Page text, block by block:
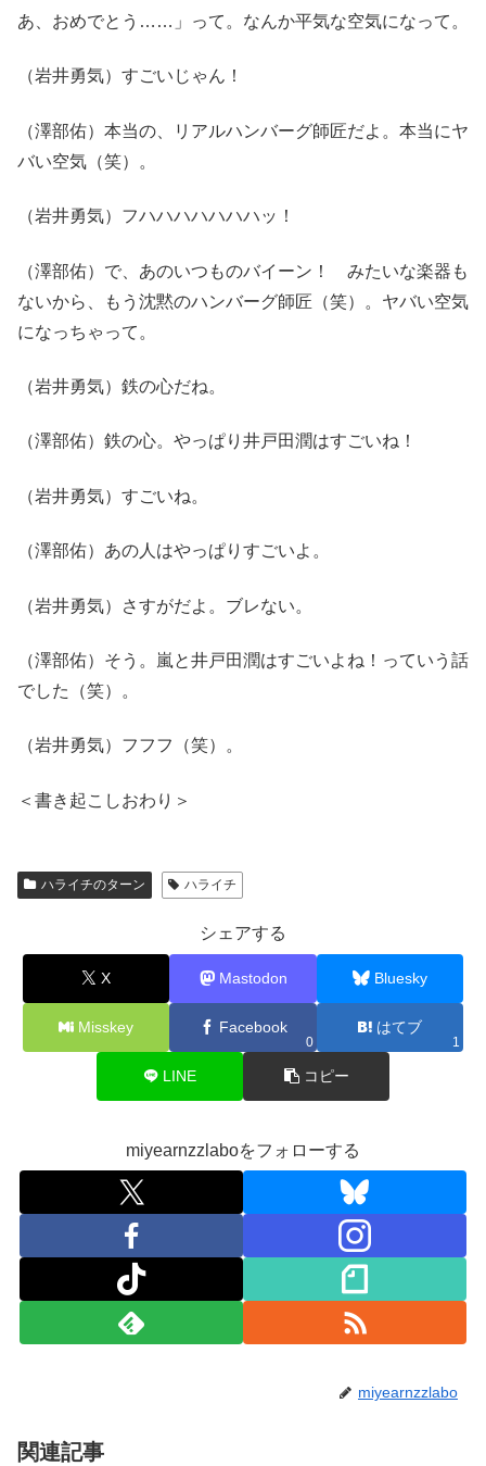
あ、おめでとう……」って。なんか平気な空気になって。
（岩井勇気）すごいじゃん！
（澤部佑）本当の、リアルハンバーグ師匠だよ。本当にヤ
バい空気（笑）。
（岩井勇気）フハハハハハハハッ！
（澤部佑）で、あのいつものバイーン！ みたいな楽器も
ないから、もう沈黙のハンバーグ師匠（笑）。ヤバい空気
になっちゃって。
（岩井勇気）鉄の心だね。
（澤部佑）鉄の心。やっぱり井戸田潤はすごいね！
（岩井勇気）すごいね。
（澤部佑）あの人はやっぱりすごいよ。
（岩井勇気）さすがだよ。ブレない。
（澤部佑）そう。嵐と井戸田潤はすごいよね！っていう話
でした（笑）。
（岩井勇気）フフフ（笑）。
＜書き起こしおわり＞
ハライチのターン ハライチ
シェアする
X Mastodon Bluesky
Misskey Facebook
0
はてブ
1
LINE コピー
miyearnzzlaboをフォローする
miyearnzzlabo
関連記事